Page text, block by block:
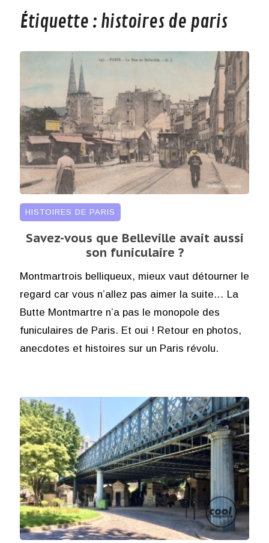
Étiquette : histoires de paris
HISTOIRES DE PARIS
Savez-vous que Belleville avait aussi
son funiculaire ?
Montmartrois belliqueux, mieux vaut détourner le
regard car vous n’allez pas aimer la suite… La
Butte Montmartre n’a pas le monopole des
funiculaires de Paris. Et oui ! Retour en photos,
anecdotes et histoires sur un Paris révolu.